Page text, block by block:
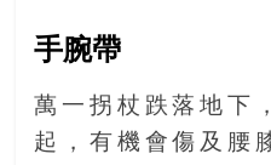
盛
第
二
人
手腕帶
萬一拐杖跌落地下
起，有機會傷及腰